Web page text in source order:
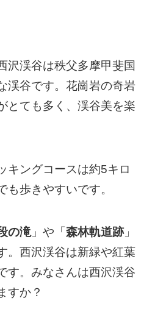
沢渓谷は秩父多摩甲斐国
渓谷です。花崗岩の奇岩
とても多く、渓谷美を楽
キングコースは約5キロ
も歩きやすいです。
の滝 」や「森林軌道跡」
。西沢渓谷は新緑や紅葉
す。みなさんは西沢渓谷
すか？